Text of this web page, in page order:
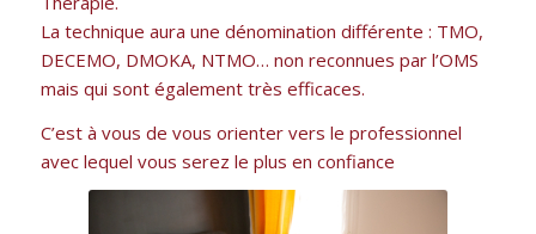
La technique aura une dénomination différente : TMO,
DECEMO, DMOKA, NTMO… non reconnues par l’OMS
mais qui sont également très efficaces.
C’est à vous de vous orienter vers le professionnel
avec lequel vous serez le plus en confiance